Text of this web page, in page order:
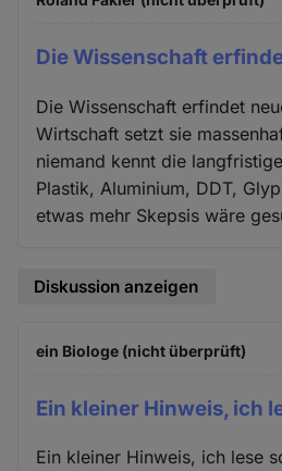
Die Wissenschaft
Die Wissenschaft erfindet
Wirtschaft setzt sie
niemand kennt die
Plastik, Aluminium, DDT,
etwas mehr Skepsis wäre
Diskussion anzeigen
ein Biologe (nicht überprüft)
Ein kleiner Hinweis, ich
Ein kleiner Hinweis, ich lese